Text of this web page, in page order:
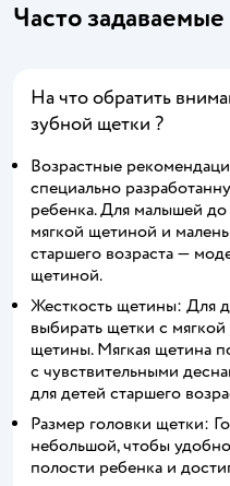
Часто
На что обратить
зубной щетки ?
Возрастные
специально
ребенка. Для малышей
мягкой щетиной и
старшего возраста —
щетиной.
Жесткость щетины: Для
выбирать щетки с
щетины. Мягкая щетина
с чувствительными
для детей старшего
Размер головки щетки:
небольшой, чтобы
полости ребенка и